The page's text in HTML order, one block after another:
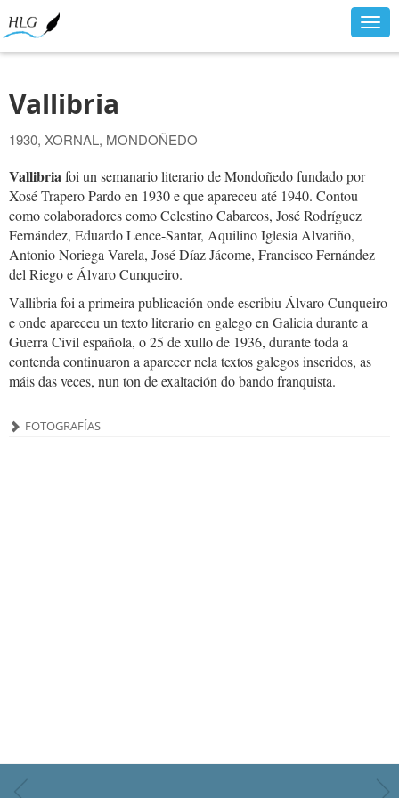
Vallibria
1930, XORNAL, MONDOÑEDO
Vallibriafoi un semanario literario de Mondoñedo fundado por
Xosé Trapero Pardo en 1930 e que apareceu até 1940. Contou
como colaboradores como Celestino Cabarcos, José Rodríguez
Fernández, Eduardo Lence-Santar, Aquilino Iglesia Alvariño,
Antonio Noriega Varela, José Díaz Jácome, Francisco Fernández
del Riego e Álvaro Cunqueiro.
Vallibria foi a primeira publicación onde escribiu Álvaro Cunqueiro
e onde apareceu un texto literario en galego en Galicia durante a
Guerra Civil española, o 25 de xullo de 1936, durante toda a
contenda continuaron a aparecer nela textos galegos inseridos, as
máis das veces, nun ton de exaltación do bando franquista.
FOTOGRAFÍAS